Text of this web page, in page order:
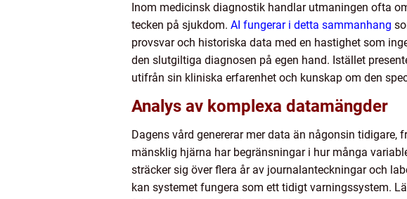
Inom medicinsk diagnostik handlar utmaningen ofta
tecken på sjukdom. AI fungerar i detta sammanhang
provsvar och historiska data med en hastighet som
den slutgiltiga diagnosen på egen hand. Istället
utifrån sin kliniska erfarenhet och kunskap om den
Analys av komplexa datamängder
Dagens vård genererar mer data än någonsin
mänsklig hjärna har begränsningar i hur många
sträcker sig över flera år av journalanteckningar och
kan systemet fungera som ett tidigt varningssystem.